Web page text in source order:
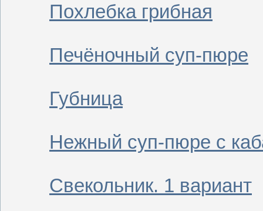
Похлебка грибная
Печёночный суп-пюре
Губница
Нежный суп-пюре с
Свекольник. 1 вариант